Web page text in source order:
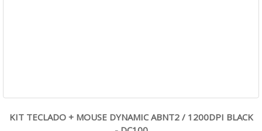
KIT TECLADO + MOUSE DYNAMIC ABNT2 / 1200DPI BLACK